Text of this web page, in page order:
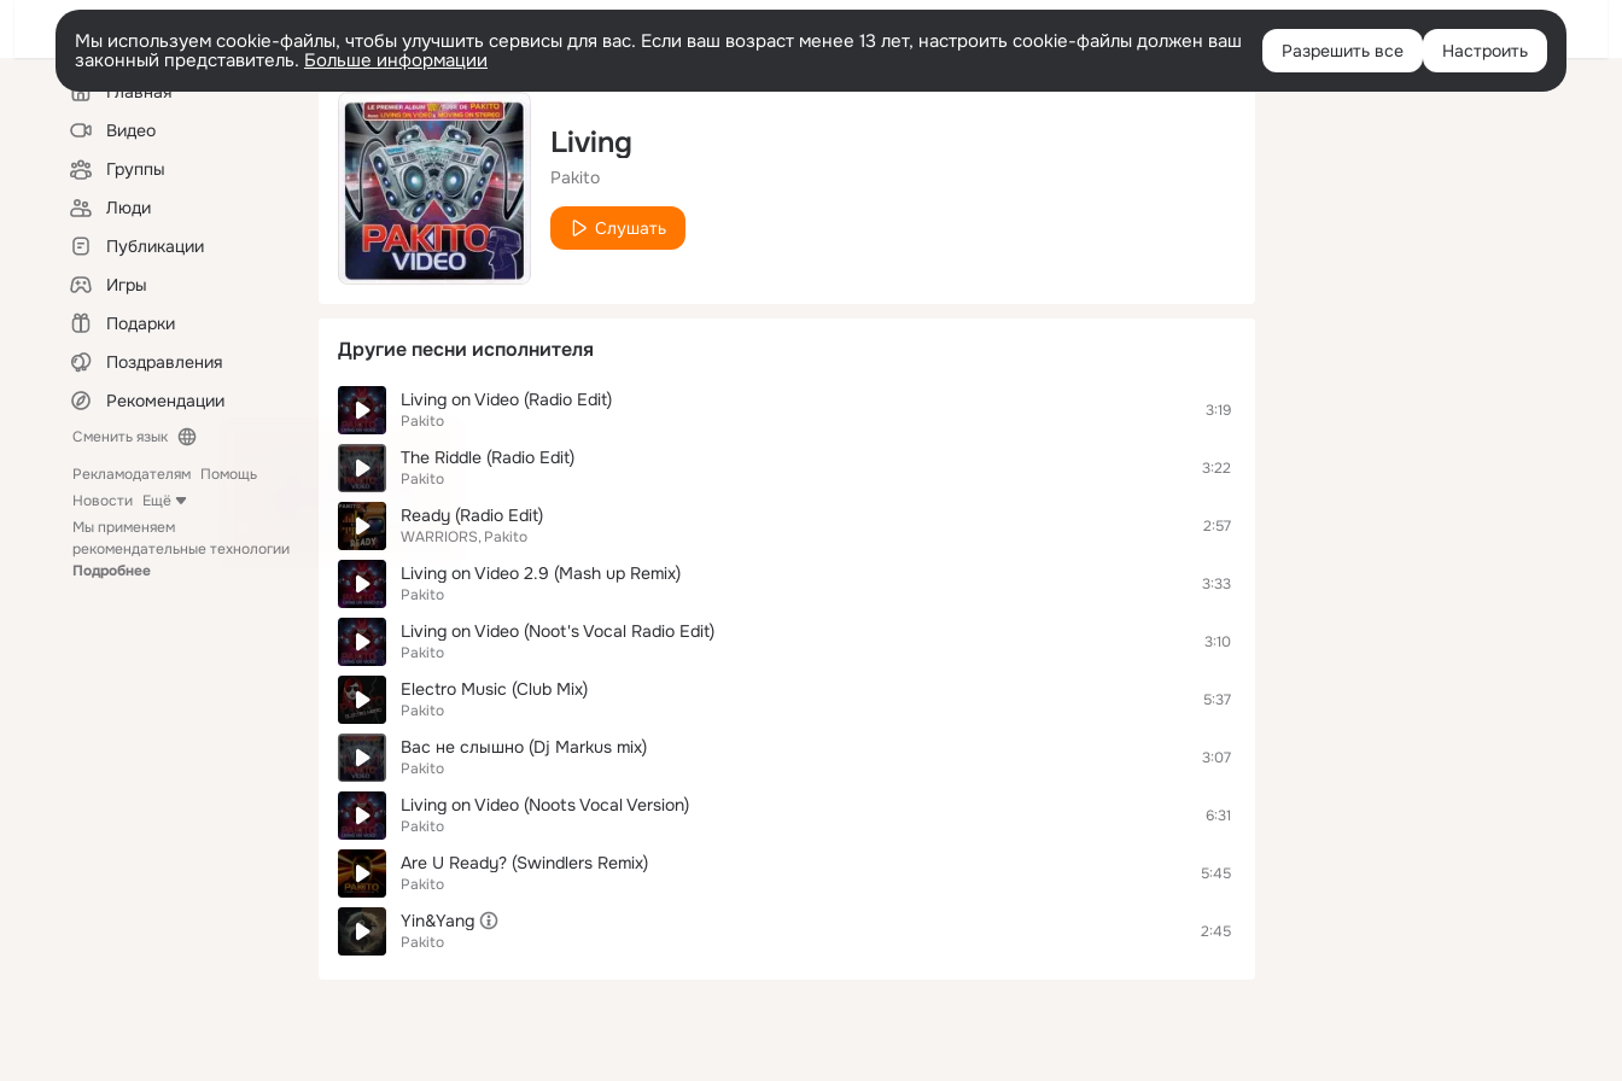
Войти
Мы используем cookie-файлы, чтобы улучшить сервисы для вас. Если ваш возраст менее 13 лет, настроить cookie-файлы должен ваш
законный представитель. Больше информации Разрешить все Настроить
Левая
колонкаГлавная
Видео
Группы
Люди
Публикации
Игры
Подарки
Поздравления
Рекомендации
Сменить язык
Рекламодателям Помощь
Новости Ещё
Мы применяем
рекомендательные технологии
Подробнее
Living
Pakito
Слушать
Другие песни исполнителя
Living on Video (Radio Edit)
Pakito
3:19
The Riddle (Radio Edit)
Pakito
3:22
Ready (Radio Edit)
WARRIORS Pakito
2:57
Living on Video 2.9 (Mash up Remix)
Pakito
3:33
Living on Video (Noot's Vocal Radio Edit)
Pakito
3:10
Electro Music (Club Mix)
Pakito
5:37
Вас не слышно (Dj Markus mix)
Pakito
3:07
Living on Video (Noots Vocal Version)
Pakito
6:31
Are U Ready? (Swindlers Remix)
Pakito
5:45
Yin&Yang
Pakito
2:45